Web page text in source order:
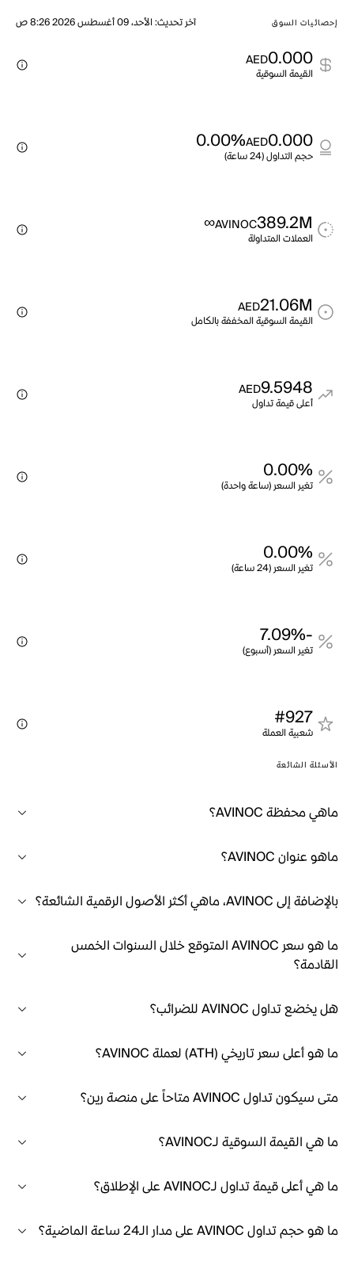
إحصائيات السوق آخر تحديث:الأحد، 09 أغسطس 2026 8:26 ص
0.000
AED
القيمة السوقية
0.000
AED
0.00%
حجم التداول (24 ساعة)
389.2M
AVINOC
∞
العملات المتداولة
21.06M
AED
القيمة السوقية المخففة بالكامل
9.5948
AED
أعلى قيمة تداول
0.00%
تغير السعر (ساعة واحدة)
0.00%
تغير السعر (24 ساعة)
-7.09%
تغير السعر (أسبوع)
#927
شعبية العملة
الأسئلة الشائعة
ماهي محفظة AVINOC؟
ماهو عنوان AVINOC؟
بالإضافة إلى AVINOC، ماهي أكثر الأصول الرقمية الشائعة؟
ما هو سعر AVINOC المتوقع خلال السنوات الخمس
القادمة؟
هل يخضع تداول AVINOC للضرائب؟
ما هو أعلى سعر تاريخي (ATH) لعملة AVINOC؟
متى سيكون تداول AVINOC متاحاً على منصة رين؟
ما هي القيمة السوقية لـAVINOC؟
ما هي أعلى قيمة تداول لـAVINOC على الإطلاق؟
ما هو حجم تداول AVINOC على مدار الـ24 ساعة الماضية؟